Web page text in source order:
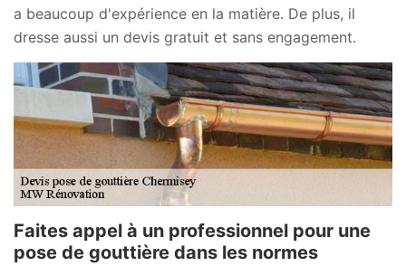
a beaucoup d'expérience en la matière. De plus, il
dresse aussi un devis gratuit et sans engagement.
Faites appel à un professionnel pour une
pose de gouttière dans les normes